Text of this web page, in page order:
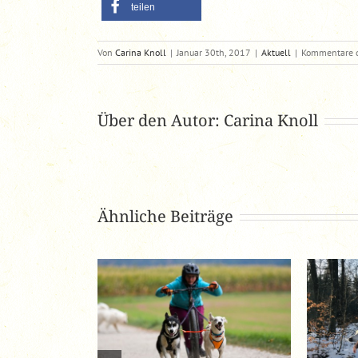
teilen
Von Carina Knoll | Januar 30th, 2017 | Aktuell | Kommentare
Über den Autor: Carina Knoll
Ähnliche Beiträge